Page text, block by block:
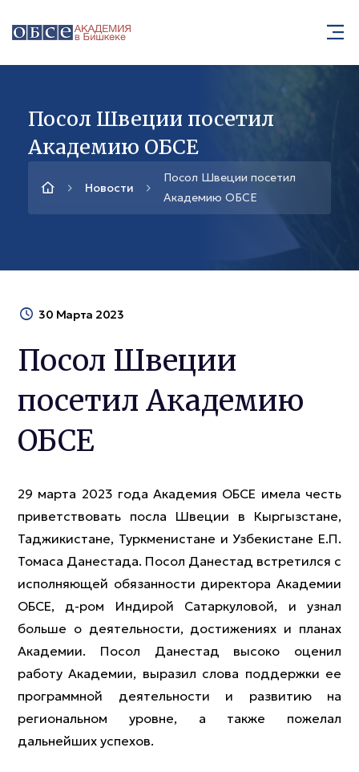
Посол Швеции посетил
Академию ОБСЕ
Новости
Посол Швеции посетил
Академию ОБСЕ
30 Марта 2023
Посол Швеции
посетил Академию
ОБСЕ
29 марта 2023 года Академия ОБСЕ имела честь
приветствовать посла Швеции в Кыргызстане,
Таджикистане, Туркменистане и Узбекистане Е.П.
Томаса Данестада. Посол Данестад встретился с
исполняющей обязанности директора Академии
ОБСЕ, д-ром Индирой Сатаркуловой, и узнал
больше о деятельности, достижениях и планах
Академии. Посол Данестад высоко оценил
работу Академии, выразил слова поддержки ее
программной деятельности и развитию на
региональном уровне, а также пожелал
дальнейших успехов.